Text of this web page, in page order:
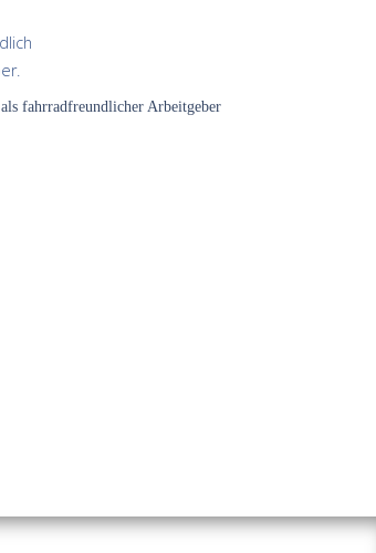
fahrradfreundlicher Arbeitgeber